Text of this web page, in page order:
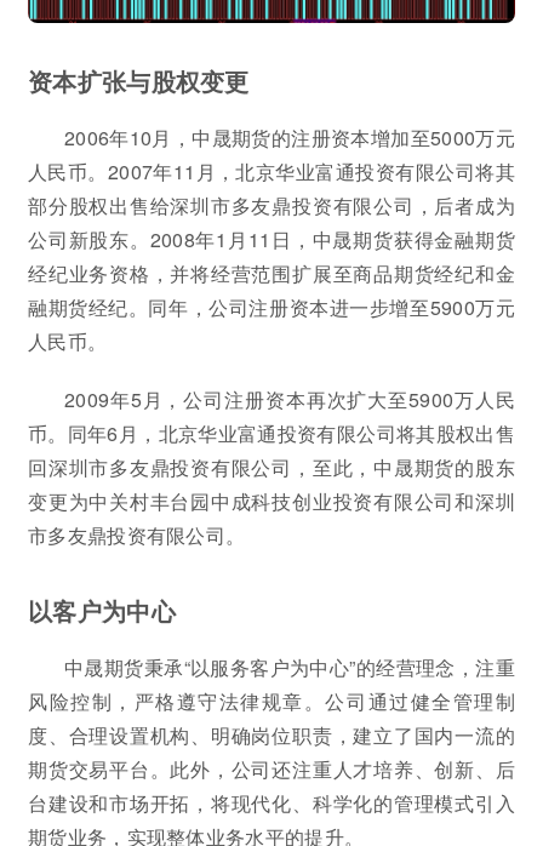
资本扩张与股权变更
2006年10月，中晟期货的注册资本增加至5000万元
人民币。2007年11月，北京华业富通投资有限公司将其
部分股权出售给深圳市多友鼎投资有限公司，后者成为
公司新股东。2008年1月11日，中晟期货获得金融期货
经纪业务资格，并将经营范围扩展至商品期货经纪和金
融期货经纪。同年，公司注册资本进一步增至5900万元
人民币。
2009年5月，公司注册资本再次扩大至5900万人民
币。同年6月，北京华业富通投资有限公司将其股权出售
回深圳市多友鼎投资有限公司，至此，中晟期货的股东
变更为中关村丰台园中成科技创业投资有限公司和深圳
市多友鼎投资有限公司。
以客户为中心
中晟期货秉承“以服务客户为中心”的经营理念，注重
风险控制，严格遵守法律规章。公司通过健全管理制
度、合理设置机构、明确岗位职责，建立了国内一流的
期货交易平台。此外，公司还注重人才培养、创新、后
台建设和市场开拓，将现代化、科学化的管理模式引入
期货业务，实现整体业务水平的提升。